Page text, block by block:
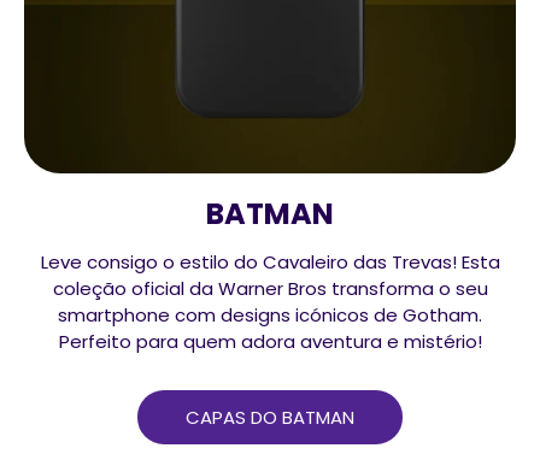
BATMAN
Leve consigo o estilo do Cavaleiro das Trevas! Esta
coleção oficial da Warner Bros transforma o seu
smartphone com designs icónicos de Gotham.
Perfeito para quem adora aventura e mistério!
CAPAS DO BATMAN